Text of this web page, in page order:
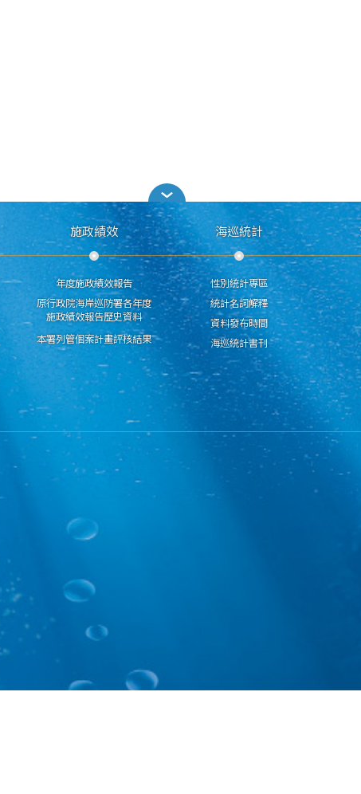
施政績效
年度施政績效報告
原行政院海岸巡防署各年度
施政績效報告歷史資料
本署列管個案計畫評核結果
海巡統計
性別統計專區
統計名詞解釋
資料發布時間
海巡統計書刊